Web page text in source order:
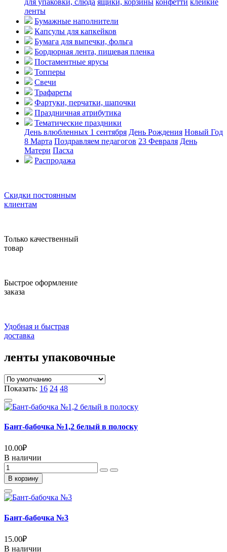
для упаковки, слюда ящики, корзины конфетти клейкие
ленты
Бумажные наполнители
Капсулы для капкейков
Бумага для выпечки, фольга
Бордюрная лента, пищевая пленка
Постаментные ярусы
Топперы
Свечи
Трафареты
Фартуки, перчатки, шапочки
Праздничная атрибутика
Тематические праздники
День влюбленных 1 сентября День Рождения Новый Год
8 Марта Поздравляем педагогов 23 Февраля День
Матери Пасха
Распродажа
Скидки постоянным
клиентам
Только качественный
товар
Быстрое оформление
заказа
Удобная и быстрая
доставка
ленты упаковочные
Показать: 16 24 48
Бант-бабочка №1,2 белый в полоску
10.00₽
В наличии
В корзину
Бант-бабочка №3
15.00₽
В наличии